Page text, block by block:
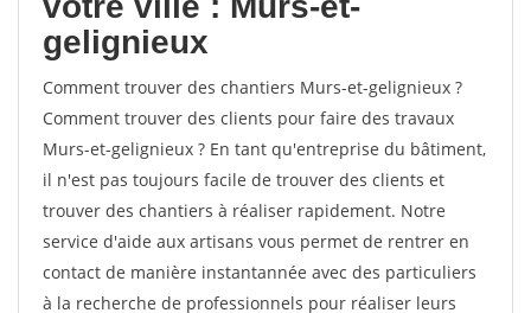
gelignieux
Comment trouver des chantiers Murs-et-gelignieux ?
Comment trouver des clients pour faire des travaux
Murs-et-gelignieux ? En tant qu'entreprise du bâtiment,
il n'est pas toujours facile de trouver des clients et
trouver des chantiers à réaliser rapidement. Notre
service d'aide aux artisans vous permet de rentrer en
contact de manière instantannée avec des particuliers
à la recherche de professionnels pour réaliser leurs